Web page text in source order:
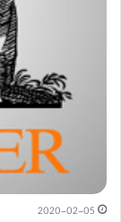
2020-02-05